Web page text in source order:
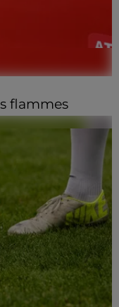
flammes